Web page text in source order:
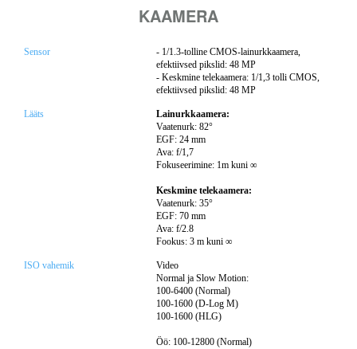
KAAMERA
Sensor
- 1/1.3-tolline CMOS-lainurkkaamera,
efektiivsed pikslid: 48 MP
- Keskmine telekaamera: 1/1,3 tolli CMOS,
efektiivsed pikslid: 48 MP
Lääts
Lainurkkaamera:
Vaatenurk: 82°
EGF: 24 mm
Ava: f/1,7
Fokuseerimine: 1m kuni ∞
Keskmine telekaamera:
Vaatenurk: 35°
EGF: 70 mm
Ava: f/2.8
Fookus: 3 m kuni ∞
ISO vahemik
Video
Normal ja Slow Motion:
100-6400 (Normal)
100-1600 (D-Log M)
100-1600 (HLG)
Öö: 100-12800 (Normal)